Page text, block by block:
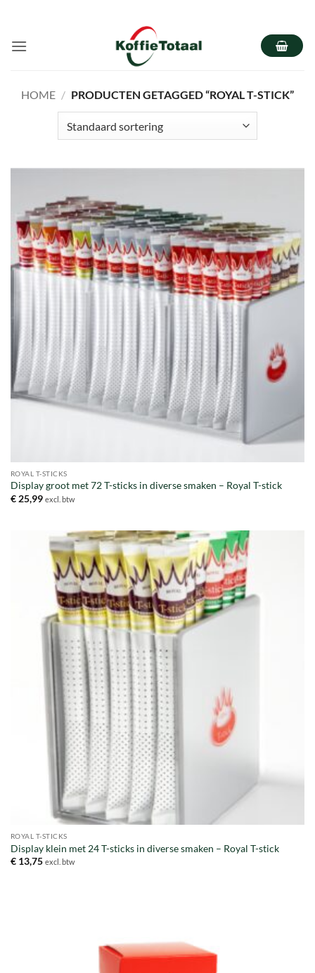
inhoud
HOME / PRODUCTEN GETAGGED “ROYAL T-STICK”
ROYAL T-STICKS
Display groot met 72 T-sticks in diverse smaken – Royal T-stick
€25,99 excl. btw
ROYAL T-STICKS
Display klein met 24 T-sticks in diverse smaken – Royal T-stick
€13,75 excl. btw